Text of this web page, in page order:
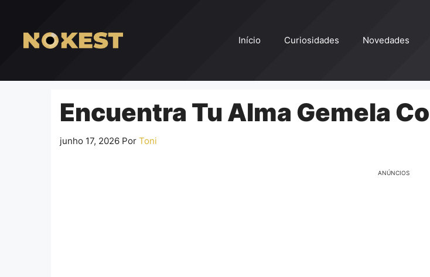
conteúdo
Início Curiosidades Novedades
Encuentra Tu Alma Gemela
junho 17, 2026 Por Toni
ANÚNCIOS